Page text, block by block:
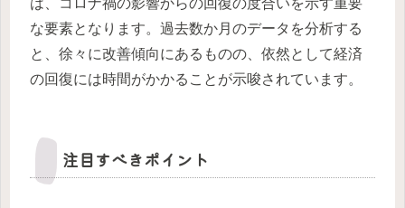
は、コロナ禍の影響からの回復の度合いを示す重要
な要素となります。過去数か月のデータを分析する
と、徐々に改善傾向にあるものの、依然として経済
の回復には時間がかかることが示唆されています。
注目すべきポイント